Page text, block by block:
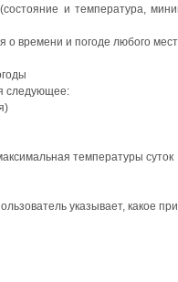
и температура,
времени и погоде любого
следующее:
температуры суток
указывает, какое